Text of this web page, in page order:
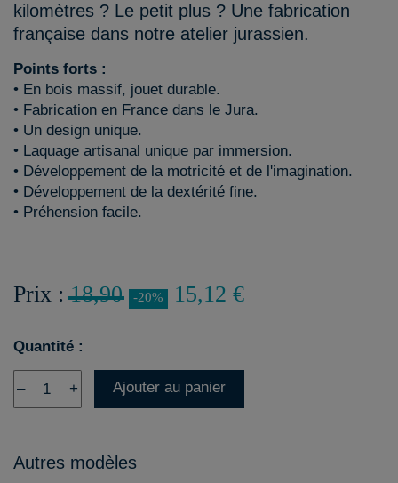
kilomètres ? Le petit plus ? Une fabrication
française dans notre atelier jurassien.
Points forts :
• En bois massif, jouet durable.
• Fabrication en France dans le Jura.
• Un design unique.
• Laquage artisanal unique par immersion.
• Développement de la motricité et de l'imagination.
• Développement de la dextérité fine.
• Préhension facile.
Prix :18,90 -20% 15,12 €
Quantité :
– + Ajouter au panier
Autres modèles